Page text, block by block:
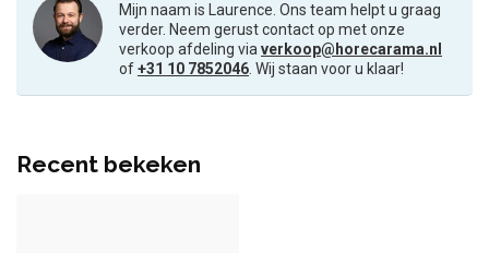
Mijn naam is Laurence. Ons team helpt u graag
verder. Neem gerust contact op met onze
verkoop afdeling viaverkoop@horecarama.nl
of+31 10 7852046. Wij staan voor u klaar!
Recent bekeken